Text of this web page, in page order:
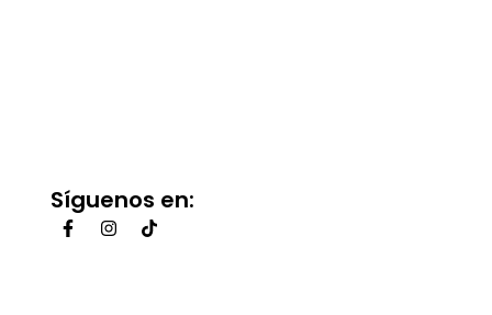
Síguenos en: